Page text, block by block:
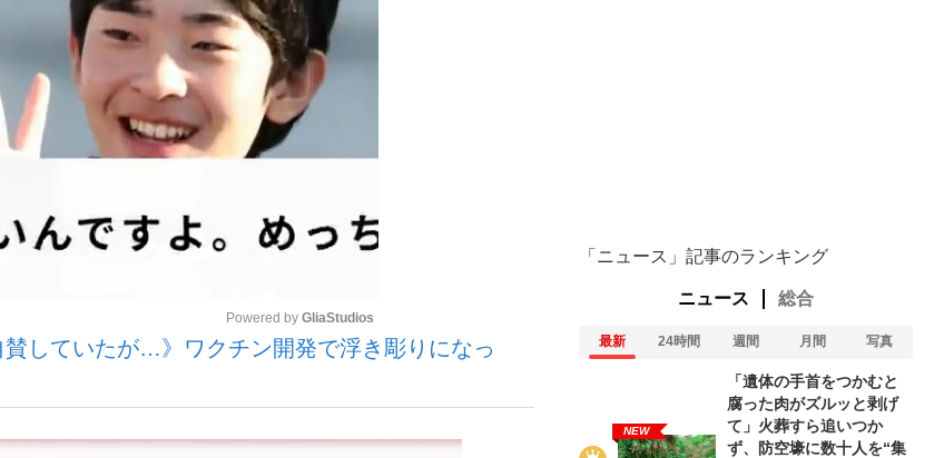
いまさら聞けない資産運用のすべて
#高市早苗 #後藤真希 #森岡毅 #城彰二
Powered by GliaStudios
賛していたが…》ワクチン開発で浮き彫りになっ
「ニュース」記事のランキング
ニュース 総合
最新 24時間 週間 月間 写真
NEW
「遺体の手首をつかむと
腐った肉がズルッと剥げ
て」火葬すら追いつか
ず、防空壕に数十人を“集